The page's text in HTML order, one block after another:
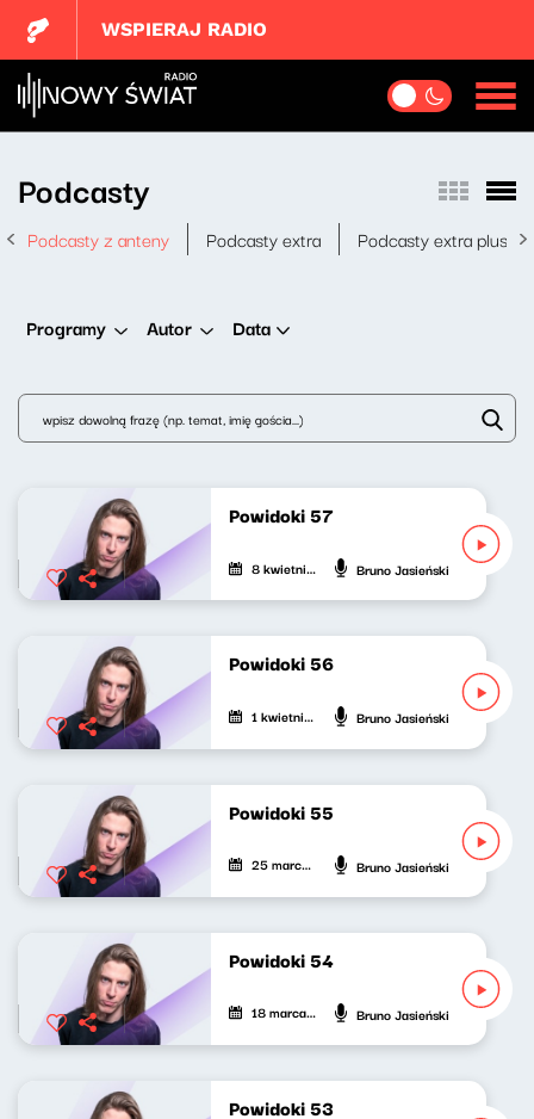
WSPIERAJ RADIO
Podcasty
Podcasty z anteny Podcasty extra Podcasty extra plus
Programy Autor Data
Powidoki 57
8 kwietnia 2022 Bruno Jasieński
Powidoki 56
1 kwietnia 2022 Bruno Jasieński
Powidoki 55
25 marca 2022 Bruno Jasieński
Powidoki 54
18 marca 2022 Bruno Jasieński
Powidoki 53